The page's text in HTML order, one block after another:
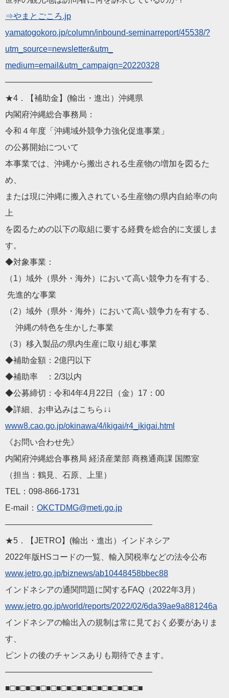
⇒やまとごころ.jp
yamatogokoro.jp/column/inbound-seminarreport/45538/?
utm_source=newsletter&utm_
medium=email&utm_campaign=20220328
——————————————————
★4．【補助金】(輸出・進出）沖縄県
内閣府沖縄総合事務局：
令和４年度「沖縄域外競争力強化促進事業」
の公募開始について
本事業では、沖縄から搬出される生産物の増加を図るた
め、
または現に沖縄に搬入されている生産物の県内自給率の向
上
を図るための以下の取組に要する経費を総合的に支援しま
す。
◆対象事業：
（1）域外（県外・海外）において高い競争力を有する、
先進的な事業
（2）域外（県外・海外）において高い競争力を有する、
沖縄の特色を生かした事業
（3）移入製品の県内生産に取り組む事業
◆補助金額：2億円以下
◆補助率 ：2/3以内
◆公募締切：令和4年4月22日（金）17：00
◆詳細、お申込みはこちら↓↓
www8.cao.go.jp/okinawa/4/ikigai/r4_ikigai.html
《お問い合わせ先》
内閣府沖縄総合事務局 経済産業部 商務通商課 国際室
（担当：鶴見、石原、上里）
TEL：098-866-1731
E-mail： OKCTDMG@meti.go.jp
——————————————————
★5．【JETRO】(輸出・進出）インドネシア
2022年版HSコードの一覧、輸入関税率などの法令公布
www.jetro.go.jp/biznews/ab10448458bbec88
インドネシアの通関問題に関するFAQ（2022年3月）
www.jetro.go.jp/world/reports/2022/02/6da39ae9a881246a
インドネシアの輸出入の規制は常に見ておく必要がありま
す、
ピントの後のチャンスありも期待できます。
——————————————————
■□■□■□■□■□■□■□■□■□■□■□■□■□■